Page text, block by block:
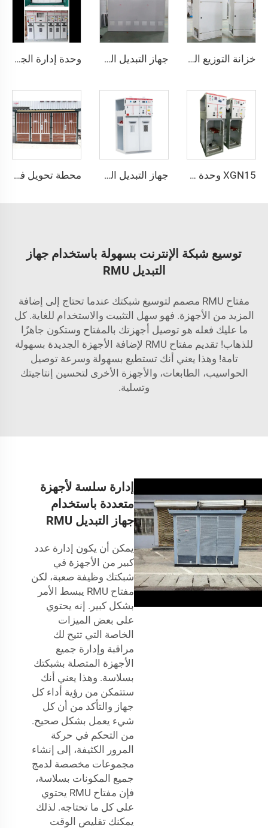
خزانة التوزيع الكهربائي منخفضة الجهد من نوع GGD جهاز التبديل العازل بالغاز SDM6 وحدة إدارة الجهد العالي XGN15
XGN15 وحدة إدارة الشبكة المعزولة بالغاز جهاز التبديل المعدني المحاط XGN15 محطة تحويل فولتيage عالية
توسيع شبكة الإنترنت بسهولة باستخدام جهاز
التبديل RMU
مفتاح RMU مصمم لتوسيع شبكتك عندما تحتاج إلى إضافة
المزيد من الأجهزة. فهو سهل التثبيت والاستخدام للغاية. كل
ما عليك فعله هو توصيل أجهزتك بالمفتاح وستكون جاهزًا
للذهاب! تقديم مفتاح RMU لإضافة الأجهزة الجديدة بسهولة
تامة! وهذا يعني أنك تستطيع بسهولة وسرعة توصيل
الحواسيب، الطابعات، والأجهزة الأخرى لتحسين إنتاجيتك
وتسلية.
إدارة سلسة لأجهزة
متعددة باستخدام
جهاز التبديل RMU
يمكن أن يكون إدارة عدد
كبير من الأجهزة في
شبكتك وظيفة صعبة، لكن
مفتاح RMU يبسط الأمر
بشكل كبير. إنه يحتوي
على بعض الميزات
الخاصة التي تتيح لك
مراقبة وإدارة جميع
الأجهزة المتصلة بشبكتك
بسلاسة. وهذا يعني أنك
ستتمكن من رؤية أداء كل
جهاز والتأكد من أن كل
شيء يعمل بشكل صحيح.
من التحكم في حركة
المرور الكثيفة، إلى إنشاء
مجموعات مخصصة لدمج
جميع المكونات بسلاسة،
فإن مفتاح RMU يحتوي
على كل ما تحتاجه. لذلك
يمكنك تقليص الوقت